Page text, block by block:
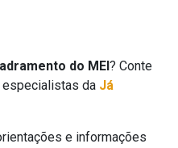
do MEI? Conte
da Já
e informações